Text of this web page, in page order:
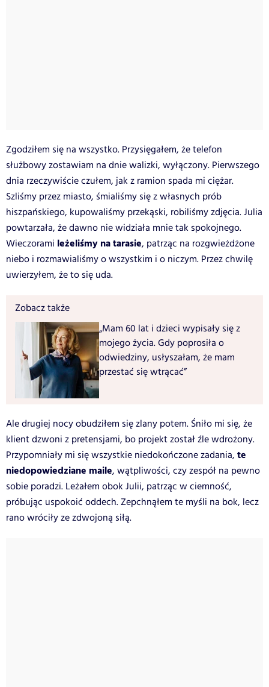
Zgodziłem się na wszystko. Przysięgałem, że telefon
służbowy zostawiam na dnie walizki, wyłączony. Pierwszego
dnia rzeczywiście czułem, jak z ramion spada mi ciężar.
Szliśmy przez miasto, śmialiśmy się z własnych prób
hiszpańskiego, kupowaliśmy przekąski, robiliśmy zdjęcia. Julia
powtarzała, że dawno nie widziała mnie tak spokojnego.
Wieczorami leżeliśmy na tarasie, patrząc na rozgwieżdżone
niebo i rozmawialiśmy o wszystkim i o niczym. Przez chwilę
uwierzyłem, że to się uda.
Zobacz także
„Mam 60 lat i dzieci wypisały się z
mojego życia. Gdy poprosiła o
odwiedziny, usłyszałam, że mam
przestać się wtrącać”
Ale drugiej nocy obudziłem się zlany potem. Śniło mi się, że
klient dzwoni z pretensjami, bo projekt został źle wdrożony.
Przypomniały mi się wszystkie niedokończone zadania, te
niedopowiedziane maile, wątpliwości, czy zespół na pewno
sobie poradzi. Leżałem obok Julii, patrząc w ciemność,
próbując uspokoić oddech. Zepchnąłem te myśli na bok, lecz
rano wróciły ze zdwojoną siłą.